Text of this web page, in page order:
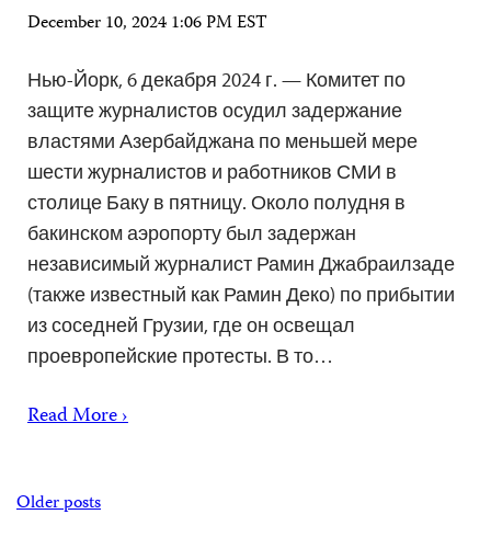
December 10, 2024 1:06 PM EST
Нью-Йорк, 6 декабря 2024 г. — Комитет по
защите журналистов осудил задержание
властями Азербайджана по меньшей мере
шести журналистов и работников СМИ в
столице Баку в пятницу. Около полудня в
бакинском аэропорту был задержан
независимый журналист Рамин Джабраилзаде
(также известный как Рамин Деко) по прибытии
из соседней Грузии, где он освещал
проевропейские протесты. В то…
Read More ›
Posts
Older posts